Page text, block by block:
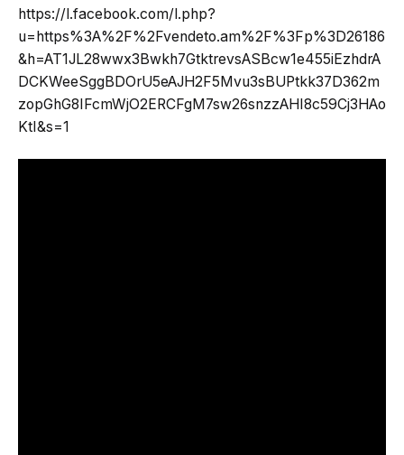
https://l.facebook.com/l.php?
u=https%3A%2F%2Fvendeto.am%2F%3Fp%3D26186
&h=AT1JL28wwx3Bwkh7GtktrevsASBcw1e455iEzhdrA
DCKWeeSggBDOrU5eAJH2F5Mvu3sBUPtkk37D362m
zopGhG8IFcmWjO2ERCFgM7sw26snzzAHI8c59Cj3HAo
KtI&s=1